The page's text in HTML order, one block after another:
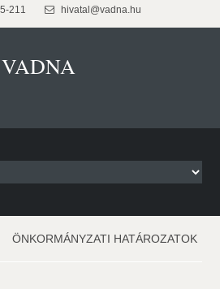
211 hivatal@vadna.hu
VADNA
ÖNKORMÁNYZATI HATÁROZATOK